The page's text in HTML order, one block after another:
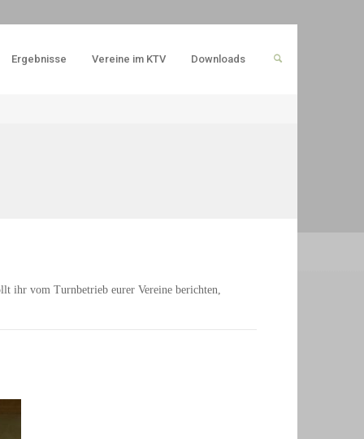
Ergebnisse Vereine im KTV Downloads
ihr vom Turnbetrieb eurer Vereine berichten,